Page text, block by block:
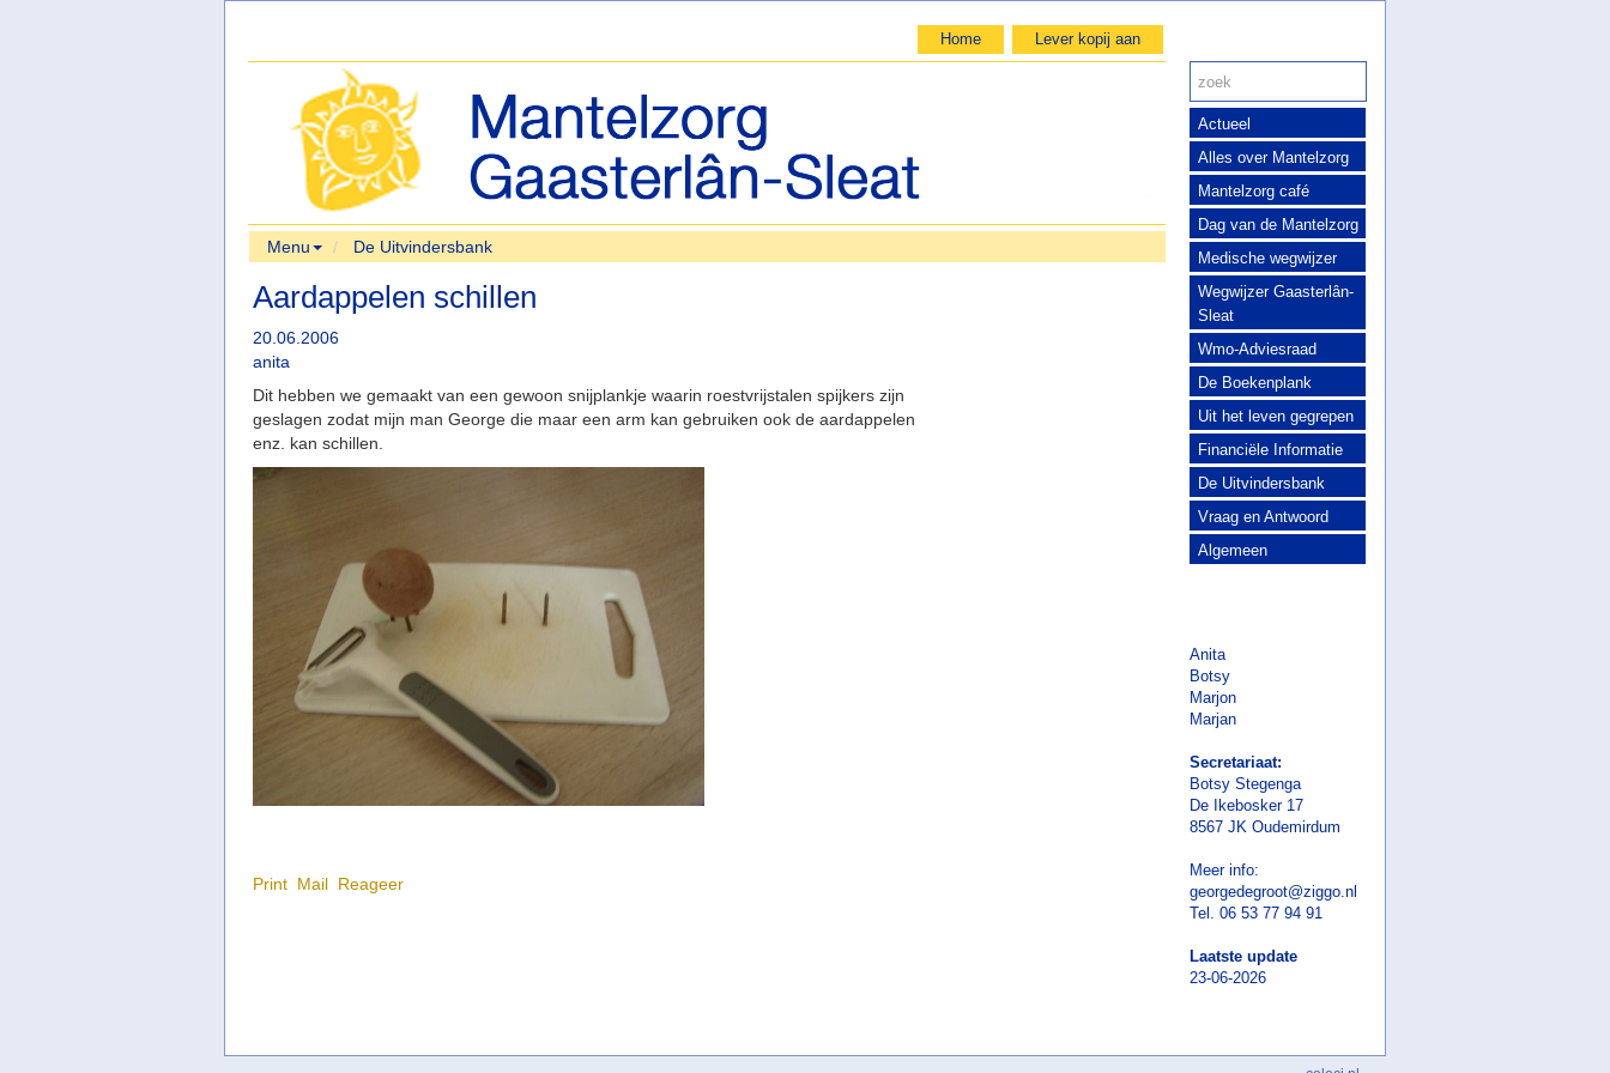
Home Lever kopij aan
Menu De Uitvindersbank
Aardappelen schillen
20.06.2006
anita
Dit hebben we gemaakt van een gewoon snijplankje waarin roestvrijstalen spijkers zijn
geslagen zodat mijn man George die maar een arm kan gebruiken ook de aardappelen
enz. kan schillen.
Print Mail Reageer
Actueel
Alles over Mantelzorg
Mantelzorg café
Dag van de Mantelzorg
Medische wegwijzer
Wegwijzer Gaasterlân-
Sleat
Wmo-Adviesraad
De Boekenplank
Uit het leven gegrepen
Financiële Informatie
De Uitvindersbank
Vraag en Antwoord
Algemeen
Anita
Botsy
Marjon
Marjan
Secretariaat:
Botsy Stegenga
De Ikebosker 17
8567 JK Oudemirdum
Meer info:
georgedegroot@ziggo.nl
Tel. 06 53 77 94 91
Laatste update
23-06-2026